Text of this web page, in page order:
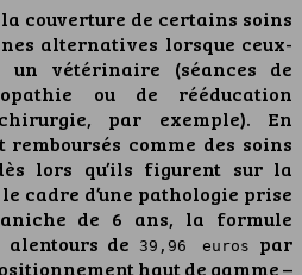
couverture de certains soins
alternatives lorsque ceux-
vétérinaire (séances de
ou de rééducation
par exemple). En
comme des soins
lors qu’ils figurent sur la
cadre d’une pathologie prise
de 6 ans, la formule
de
39,96 euros
par
haut de gamme –